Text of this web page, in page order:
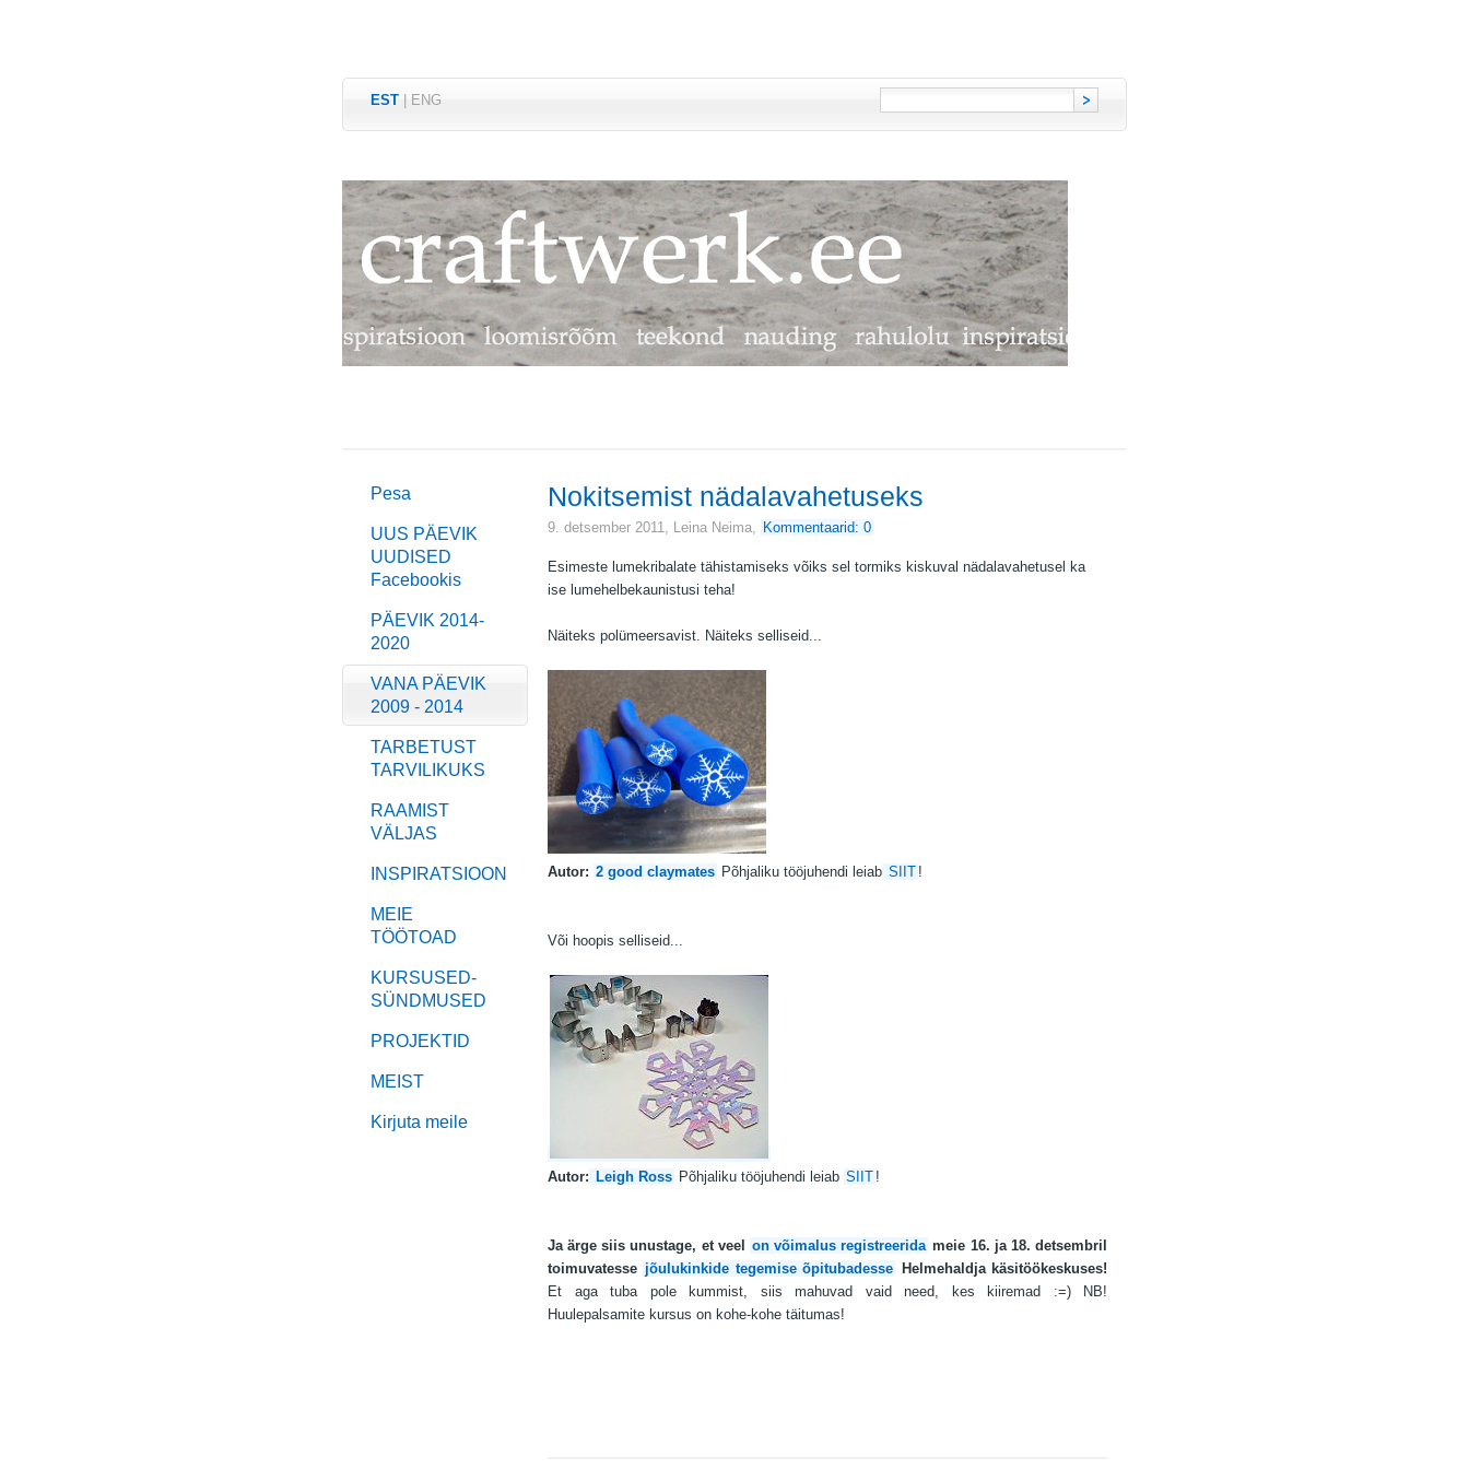
EST ENG
Pesa
UUS PÄEVIK
UUDISED
Facebookis
PÄEVIK 2014-
2020
VANA PÄEVIK
2009 - 2014
TARBETUST
TARVILIKUKS
RAAMIST
VÄLJAS
INSPIRATSIOON
MEIE
TÖÖTOAD
KURSUSED-
SÜNDMUSED
PROJEKTID
MEIST
Kirjuta meile
Nokitsemist nädalavahetuseks
9. detsember 2011, Leina Neima, Kommentaarid: 0
Esimeste lumekribalate tähistamiseks võiks sel tormiks kiskuval nädalavahetusel ka
ise lumehelbekaunistusi teha!
Näiteks polümeersavist. Näiteks selliseid...
Autor: 2 good claymates Põhjaliku tööjuhendi leiab SIIT !
Või hoopis selliseid...
Autor: Leigh Ross Põhjaliku tööjuhendi leiab SIIT !
Ja ärge siis unustage, et veel on võimalus registreerida meie 16. ja 18. detsembril
toimuvatesse jõulukinkide tegemise õpitubadesse
Helmehaldja käsitöökeskuses!
Et aga tuba pole kummist, siis mahuvad vaid need, kes kiiremad :=) NB!
Huulepalsamite kursus on kohe-kohe täitumas!